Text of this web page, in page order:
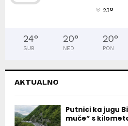
23°
24°
SUB
20°
NED
20°
PON
AKTUALNO
Putnici ka jugu
muče” s